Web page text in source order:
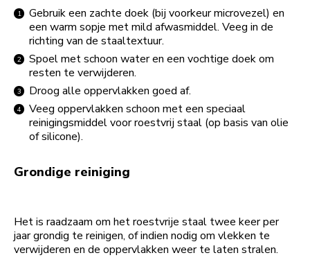
Gebruik een zachte doek (bij voorkeur microvezel) en
een warm sopje met mild afwasmiddel. Veeg in de
richting van de staaltextuur.
Spoel met schoon water en een vochtige doek om
resten te verwijderen.
Droog alle oppervlakken goed af.
Veeg oppervlakken schoon met een speciaal
reinigingsmiddel voor roestvrij staal (op basis van olie
of silicone).
Grondige reiniging
Het is raadzaam om het roestvrije staal twee keer per
jaar grondig te reinigen, of indien nodig om vlekken te
verwijderen en de oppervlakken weer te laten stralen.